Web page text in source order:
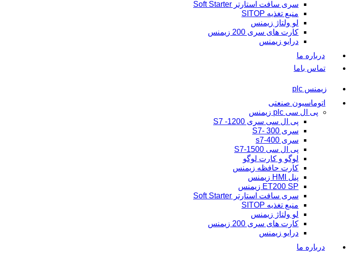
سری سافت استارتر Soft Starter
منبع تغذیه SITOP
لو ولتاژ زیمنس
کارت های سری 200 زیمنس
درایو زیمنس
درباره ما
تماس باما
زیمنس plc
اتوماسیون صنعتی
پی ال سی plc زیمنس
پی ال سی سری 1200- S7
سری 300 -S7
سری s7-400
پی ال سی S7-1500
لوگو و کارت لوگو
کارت حافظه زیمنس
پنل HMI زیمنس
ET200 SP زیمنس
سری سافت استارتر Soft Starter
منبع تغذیه SITOP
لو ولتاژ زیمنس
کارت های سری 200 زیمنس
درایو زیمنس
درباره ما